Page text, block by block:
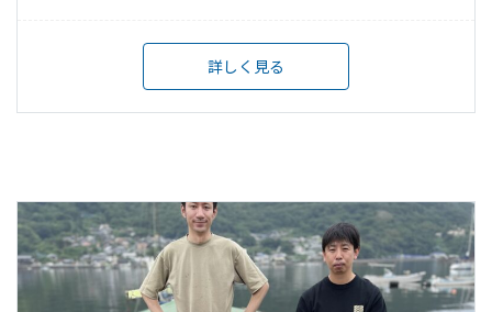
詳しく見る